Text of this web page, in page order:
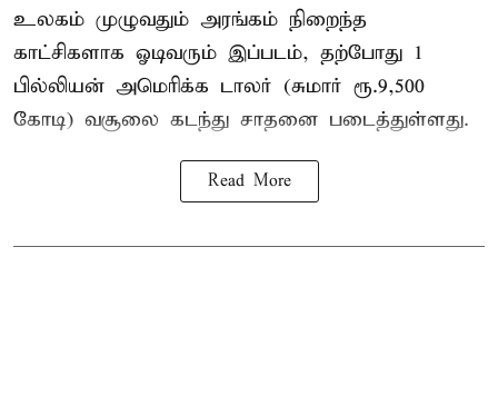
உலகம் முழுவதும் அரங்கம் நிறைந்த
காட்சிகளாக ஓடிவரும் இப்படம், தற்போது 1
பில்லியன் அமெரிக்க டாலர் (சுமார் ரூ.9,500
கோடி) வசூலை கடந்து சாதனை படைத்துள்ளது.
Read More